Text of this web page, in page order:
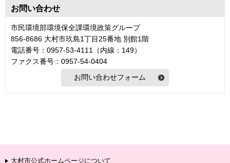
お問い合わせ
市民環境部環境保全課環境政策グループ
856-8686 大村市玖島1丁目25番地 別館1階
電話番号：0957-53-4111（内線：149）
ファクス番号：0957-54-0404
大村市公式ホームページについて